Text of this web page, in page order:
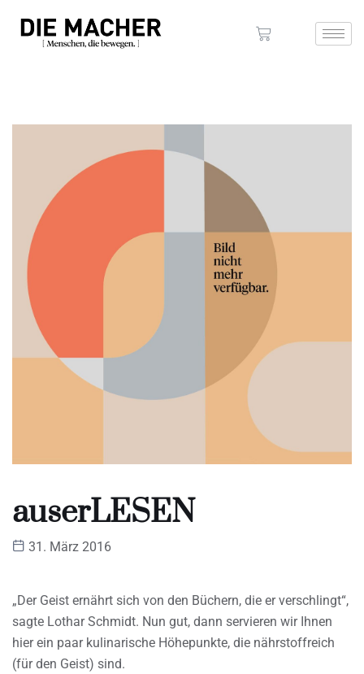
auserLESEN
31. März 2016
„Der Geist ernährt sich von den Büchern, die er verschlingt“,
sagte Lothar Schmidt. Nun gut, dann servieren wir Ihnen
hier ein paar kulinarische Höhepunkte, die nährstoffreich
(für den Geist) sind.